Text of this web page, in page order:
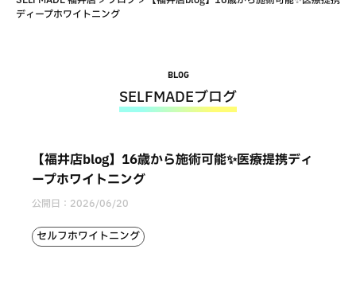
ディープホワイトニング
BLOG
SELFMADEブログ
【福井店blog】16歳から施術可能✨医療提携ディ
ープホワイトニング
公開日： 2026/06/20
セルフホワイトニング